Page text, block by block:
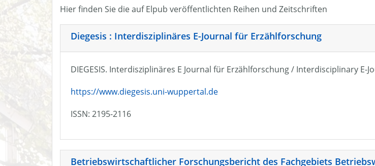
Hier finden Sie die auf Elpub veröffentlichten Reihen und Zeitschriften
Diegesis : Interdisziplinäres E-Journal für Erzählforschung
DIEGESIS. Interdisziplinäres E Journal für Erzählforschung / Interdisciplinary
https://www.diegesis.uni-wuppertal.de
ISSN: 2195-2116
Betriebswirtschaftlicher Forschungsbericht des Fachgebiets